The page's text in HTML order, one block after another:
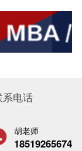
系电话
胡老师
18519265674